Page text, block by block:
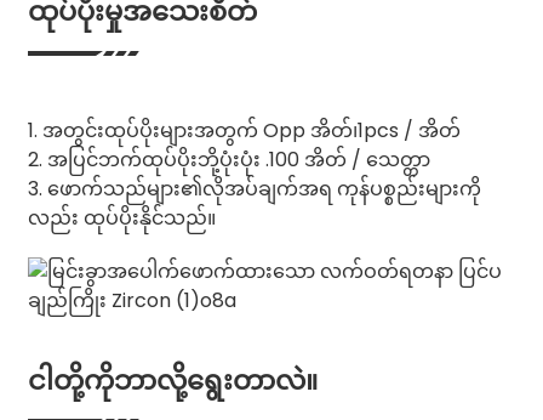
ထုပ်ပိုးမှုအသေးစိတ်
1. အတွင်းထုပ်ပိုးများအတွက် Opp အိတ်၊1pcs / အိတ်
2. အပြင်ဘက်ထုပ်ပိုးဘို့ပုံးပုံး .100 အိတ် / သေတ္တာ
3. ဖောက်သည်များ၏လိုအပ်ချက်အရ ကုန်ပစ္စည်းများကို
လည်း ထုပ်ပိုးနိုင်သည်။
ငါတို့ကိုဘာလို့ရွေးတာလဲ။